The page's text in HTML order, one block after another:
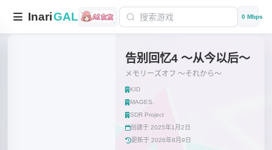
InariGAL 0 Mbps
告别回忆4 ～从今以后～
メモリーズオフ ～それから～
KID
MAGES.
SDR Project
创建于 2025年1月2日
更新于 2026年8月9日